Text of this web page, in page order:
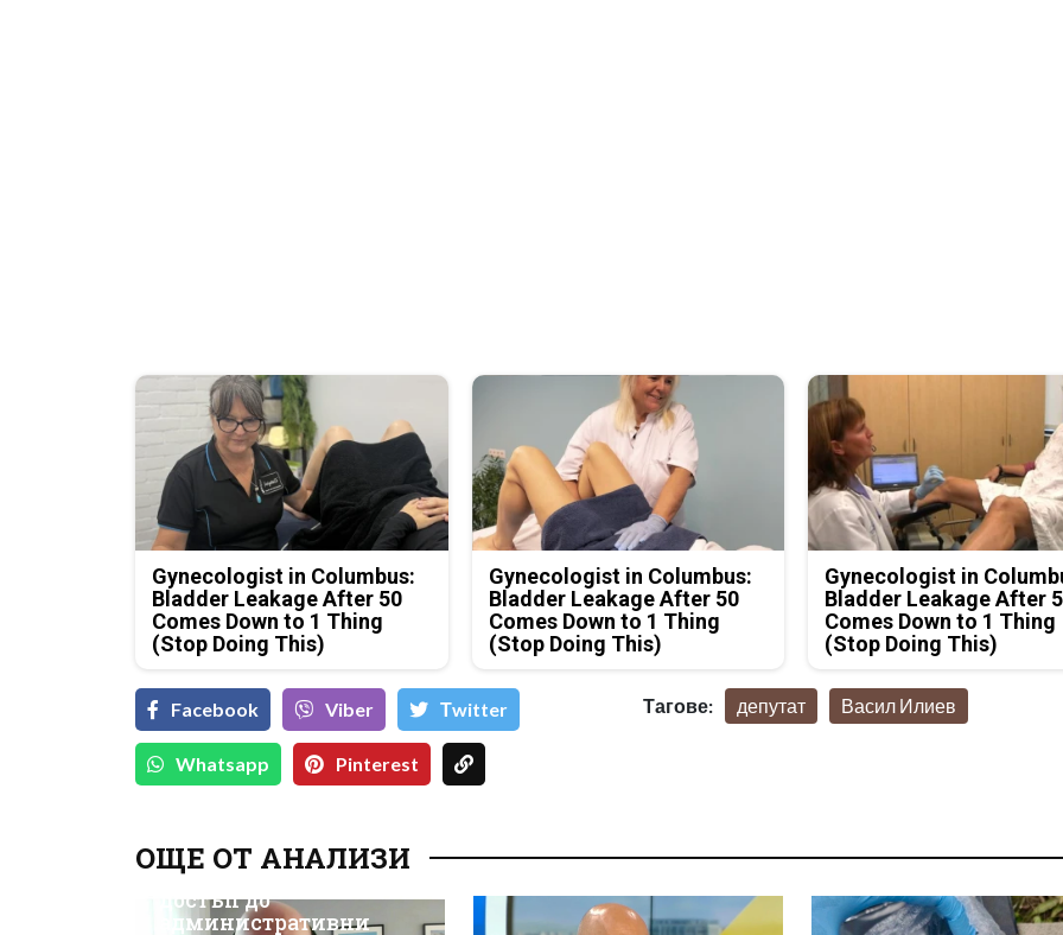
Gynecologist in Columbus:
Bladder Leakage After 50
Comes Down to 1 Thing
(Stop Doing This)
Gynecologist in Columbus:
Bladder Leakage After 50
Comes Down to 1 Thing
(Stop Doing This)
Gynecologist in
Bladder Leakage After
Comes Down to 1 Thing
(Stop Doing This)
Facebook Viber Тwitter
Whatsapp Pinterest
Тагове: депутат Васил Илиев
ОЩЕ ОТ АНАЛИЗИ
киберсигурност:
Неоторизираният
достъп до
административни